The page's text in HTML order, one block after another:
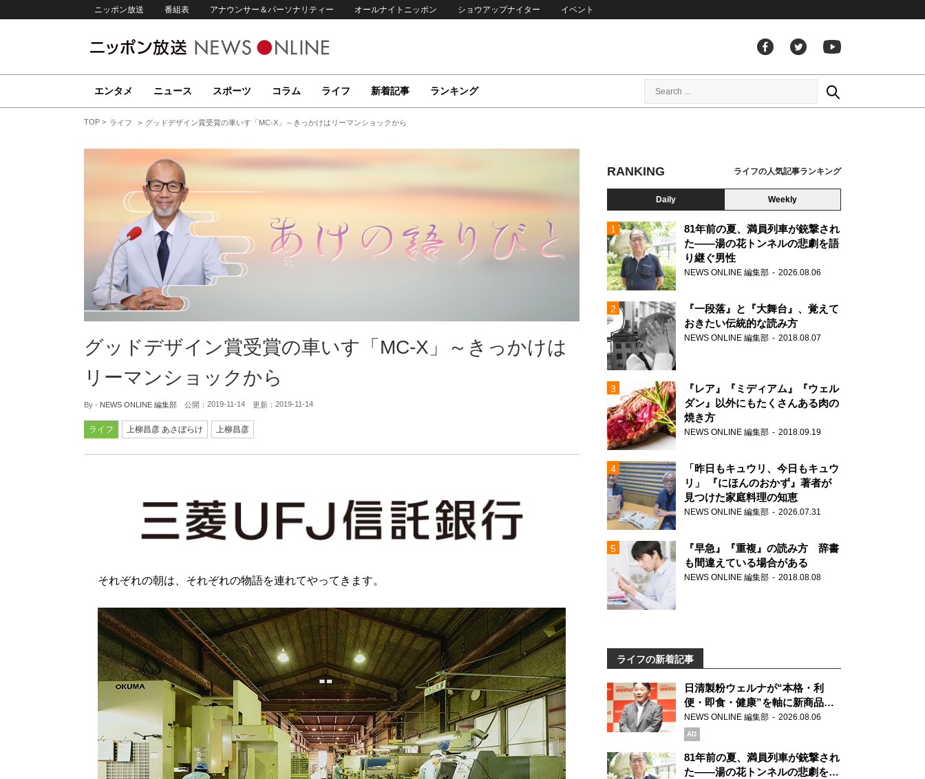
ニッポン放送 番組表 アナウンサー＆パーソナリティー オールナイトニッポン ショウアップナイター イベント
エンタメ ニュース スポーツ コラム ライフ 新着記事 ランキング
TOP ライフ グッドデザイン賞受賞の車いす「MC‐X」～きっかけはリーマンショックから
グッドデザイン賞受賞の車いす「MC‐X」～きっかけは
リーマンショックから
By - NEWS ONLINE 編集部 公開： 2019-11-14 更新： 2019-11-14
ライフ 上柳昌彦 あさぼらけ 上柳昌彦
それぞれの朝は、それぞれの物語を連れてやってきます。
RANKING ライフの人気記事ランキング
Daily Weekly
81年前の夏、満員列車が銃撃され
た――湯の花トンネルの悲劇を語
り継ぐ男性
NEWS ONLINE 編集部 2026.08.06
『一段落』と『大舞台』、覚えて
おきたい伝統的な読み方
NEWS ONLINE 編集部 2018.08.07
『レア』『ミディアム』『ウェル
ダン』以外にもたくさんある肉の
焼き方
NEWS ONLINE 編集部 2018.09.19
「昨日もキュウリ、今日もキュウ
リ」 『にほんのおかず』著者が
見つけた家庭料理の知恵
NEWS ONLINE 編集部 2026.07.31
『早急』『重複』の読み方 辞書
も間違えている場合がある
NEWS ONLINE 編集部 2018.08.08
ライフの新着記事
日清製粉ウェルナが“本格・利
便・即食・健康”を軸に新商品を
展開 「マ・マー」「青の洞窟」
ブランドを強化
NEWS ONLINE 編集部 2026.08.06
AD
81年前の夏、満員列車が銃撃され
た――湯の花トンネルの悲劇を語